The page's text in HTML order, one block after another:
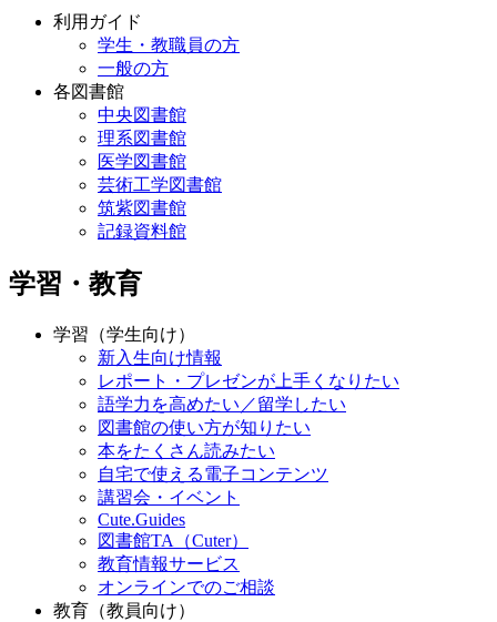
利用ガイド
学生・教職員の方
一般の方
各図書館
中央図書館
理系図書館
医学図書館
芸術工学図書館
筑紫図書館
記録資料館
学習・教育
学習（学生向け）
新入生向け情報
レポート・プレゼンが上手くなりたい
語学力を高めたい／留学したい
図書館の使い方が知りたい
本をたくさん読みたい
自宅で使える電子コンテンツ
講習会・イベント
Cute.Guides
図書館TA（Cuter）
教育情報サービス
オンラインでのご相談
教育（教員向け）